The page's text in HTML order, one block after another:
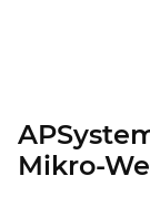
Mikro-